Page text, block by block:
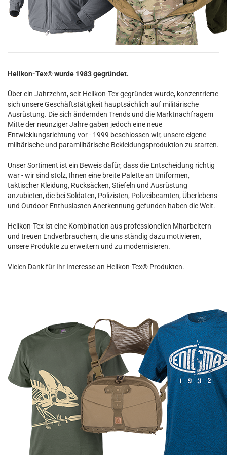
Helikon-Tex® wurde 1983 gegründet.
Über ein Jahrzehnt, seit Helikon-Tex gegründet wurde, konzentrierte
sich unsere Geschäftstätigkeit hauptsächlich auf militärische
Ausrüstung. Die sich ändernden Trends und die Marktnachfragem
Mitte der neunziger Jahre gaben jedoch eine neue
Entwicklungsrichtung vor - 1999 beschlossen wir, unsere eigene
militärische und paramilitärische Bekleidungsproduktion zu starten.
Unser Sortiment ist ein Beweis dafür, dass die Entscheidung richtig
war - wir sind stolz, Ihnen eine breite Palette an Uniformen,
taktischer Kleidung, Rucksäcken, Stiefeln und Ausrüstung
anzubieten, die bei Soldaten, Polizisten, Polizeibeamten, Überlebens-
und Outdoor-Enthusiasten Anerkennung gefunden haben die Welt.
Helikon-Tex ist eine Kombination aus professionellen Mitarbeitern
und treuen Endverbrauchern, die uns ständig dazu motivieren,
unsere Produkte zu erweitern und zu modernisieren.
Vielen Dank für Ihr Interesse an Helikon-Tex® Produkten.